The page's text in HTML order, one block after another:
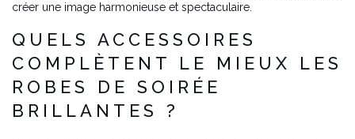
créer une image harmonieuse et spectaculaire.
QUELS ACCESSOIRES
COMPLÈTENT LE MIEUX LES
ROBES DE SOIRÉE
BRILLANTES ?